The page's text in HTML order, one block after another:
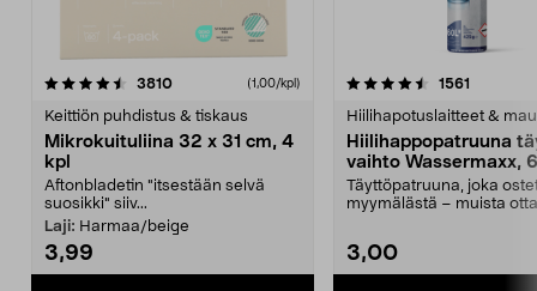
3810arvostelut (1,00/kpl)
Keittiön puhdistus & tiskaus
Mikrokuituliina 32 x 31 cm, 4
kpl
Aftonbladetin "itsestään selvä
suosikki" siiv...
Laji: Harmaa/beige
3,99
4.5viidestä
1561
Hiilihapotuslaitteet &
Hiilihappopatruuna
vaihto Wassermaxx,
Täyttöpatruuna, joka
myymälästä – muista
3,00
4.5viidestä